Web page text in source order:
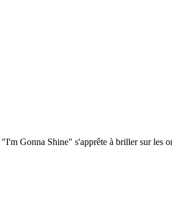
Gonna Shine" s'apprête à briller sur les